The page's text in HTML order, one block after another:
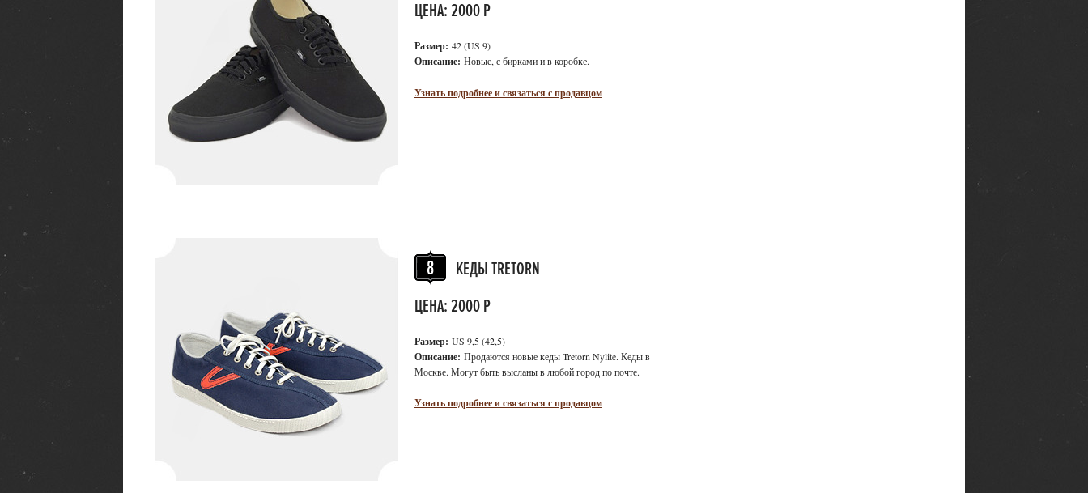
ЦЕНА: 2000 Р
Размер: 42 (US 9)
Описание: Новые, с бирками и в коробке.
Узнать подробнее и связаться с продавцом
КЕДЫ TRETORN
ЦЕНА: 2000 Р
Размер: US 9,5 (42,5)
Описание: Продаются новые кеды Tretorn Nylite. Кеды в
Москве. Могут быть высланы в любой город по почте.
Узнать подробнее и связаться с продавцом